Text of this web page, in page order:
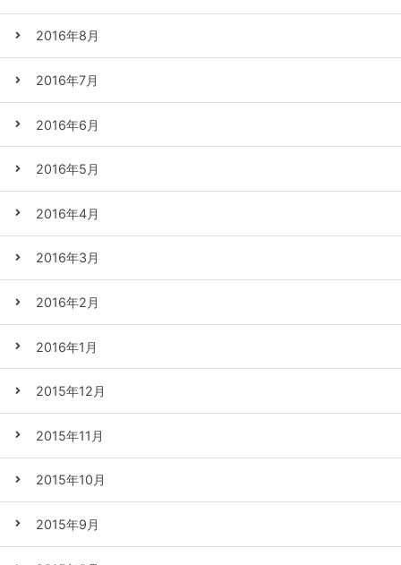
2016年8月
2016年7月
2016年6月
2016年5月
2016年4月
2016年3月
2016年2月
2016年1月
2015年12月
2015年11月
2015年10月
2015年9月